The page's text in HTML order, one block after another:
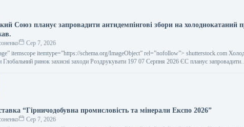
Союз планує запровадити антидемпінгові збори на холоднокатаний
Сер 7, 2026
itemscope itemtype=”https://schema.org/ImageObject” rel=”nofollow”> shutterstock.com
ринок захисні заходи Роздрукувати 197 07 Серпня 2026 ЄС планує
“Гірничодобувна промисловість та мінерали Експо 2026”
Сер 7, 2026